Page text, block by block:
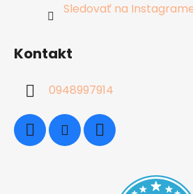
Sledovať na
Kontakt
0948997914